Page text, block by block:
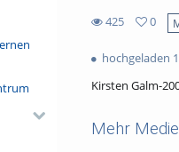
425
views
0
favorites
hochgeladen
Kirsten Galm-
Mehr